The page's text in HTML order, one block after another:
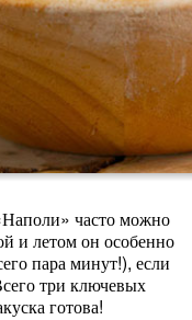
часто можно
и летом он особенно
пара минут!), если
три ключевых
готова!